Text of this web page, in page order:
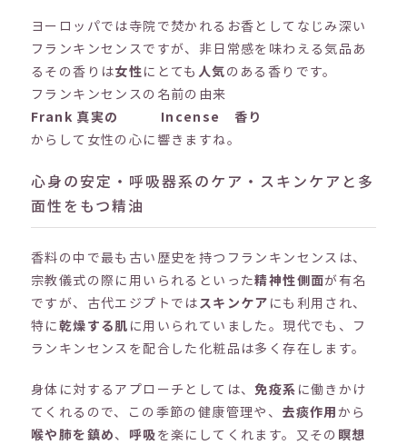
ヨーロッパでは寺院で焚かれるお香としてなじみ深い
フランキンセンスですが、非日常感を味わえる気品あ
るその香りは女性にとても 人気のある香りです。
フランキンセンスの名前の由来
Frank 真実の
Incense 香り
からして女性の心に響きますね。
心身の安定・呼吸器系のケア・スキンケアと多
面性をもつ精油
香料の中で最も古い歴史を持つフランキンセンスは、
宗教儀式の際に用いられるといった精神性側面が有名
ですが、古代エジプトではスキンケア にも利用され、
特に乾燥する肌 に用いられていました。現代でも、フ
ランキンセンスを配合した化粧品は多く存在します。
身体に対するアプローチとしては、免疫系 に働きかけ
てくれるので、この季節の健康管理や、 去痰作用から
喉や肺を鎮め、 呼吸を楽にしてくれます。又その 瞑想